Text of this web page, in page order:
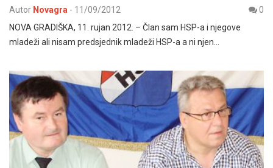
Autor Novagra - 11/09/2012
0
NOVA GRADIŠKA, 11. rujan 2012. – Član sam HSP-a i njegove
mladeži ali nisam predsjednik mladeži HSP-a a ni njen…